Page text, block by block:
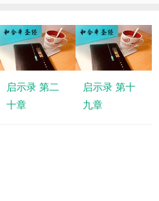
启示录 第二
十章
启示录 第十
九章